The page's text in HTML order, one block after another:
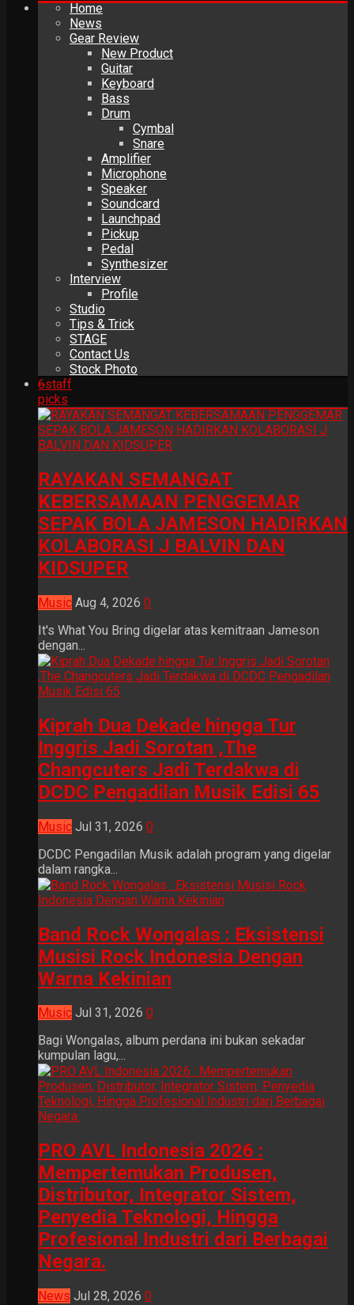
Home
News
Gear Review
New Product
Guitar
Keyboard
Bass
Drum
Cymbal
Snare
Amplifier
Microphone
Speaker
Soundcard
Launchpad
Pickup
Pedal
Synthesizer
Interview
Profile
Studio
Tips & Trick
STAGE
Contact Us
Stock Photo
6staff
picks
RAYAKAN SEMANGAT
KEBERSAMAAN PENGGEMAR
SEPAK BOLA JAMESON HADIRKAN
KOLABORASI J BALVIN DAN
KIDSUPER
Music Aug 4, 2026 0
It's What You Bring digelar atas kemitraan Jameson
dengan...
Kiprah Dua Dekade hingga Tur
Inggris Jadi Sorotan ,The
Changcuters Jadi Terdakwa di
DCDC Pengadilan Musik Edisi 65
Music Jul 31, 2026 0
DCDC Pengadilan Musik adalah program yang digelar
dalam rangka...
Band Rock Wongalas : Eksistensi
Musisi Rock Indonesia Dengan
Warna Kekinian
Music Jul 31, 2026 0
Bagi Wongalas, album perdana ini bukan sekadar
kumpulan lagu,...
PRO AVL Indonesia 2026 :
Mempertemukan Produsen,
Distributor, Integrator Sistem,
Penyedia Teknologi, Hingga
Profesional Industri dari Berbagai
Negara.
News Jul 28, 2026 0